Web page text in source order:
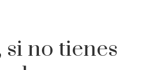
no tienes